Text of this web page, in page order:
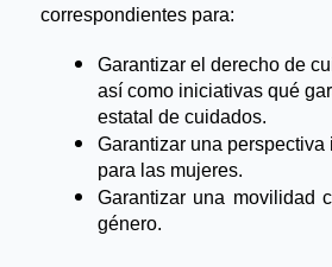
correspondientes para:
Garantizar el derecho de
así como iniciativas qué
estatal de cuidados.
Garantizar una perspectiva
para las mujeres.
Garantizar una movilidad
género.